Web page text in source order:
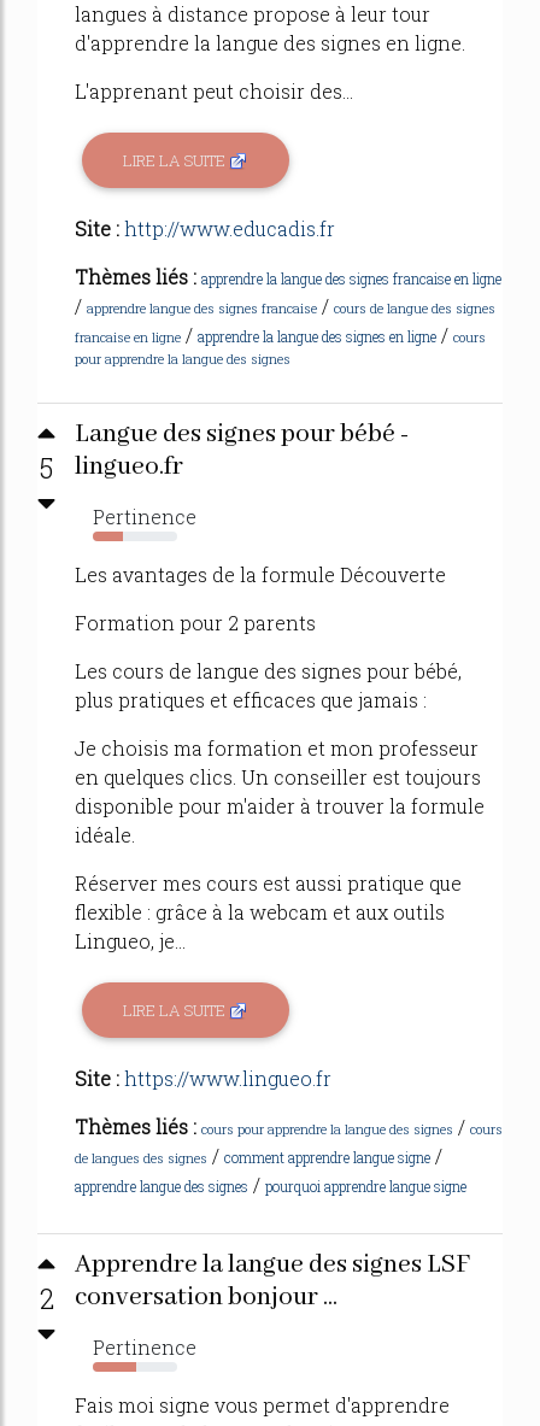
langues à distance propose à leur tour
d'apprendre la langue des signes en ligne.
L'apprenant peut choisir des...
LIRE LA SUITE
Site :http://www.educadis.fr
Thèmes liés : apprendre la langue des signes francaise en ligne
/ apprendre langue des signes francaise / cours de langue des signes
francaise en ligne / apprendre la langue des signes en ligne / cours
pour apprendre la langue des signes
5
Langue des signes pour bébé -
lingueo.fr
Pertinence
36%
Les avantages de la formule Découverte
Formation pour 2 parents
Les cours de langue des signes pour bébé,
plus pratiques et efficaces que jamais :
Je choisis ma formation et mon professeur
en quelques clics. Un conseiller est toujours
disponible pour m'aider à trouver la formule
idéale.
Réserver mes cours est aussi pratique que
flexible : grâce à la webcam et aux outils
Lingueo, je...
LIRE LA SUITE
Site :https://www.lingueo.fr
Thèmes liés : cours pour apprendre la langue des signes / cours
de langues des signes / comment apprendre langue signe /
apprendre langue des signes / pourquoi apprendre langue signe
2
Apprendre la langue des signes LSF
conversation bonjour ...
Pertinence
51%
Fais moi signe vous permet d'apprendre